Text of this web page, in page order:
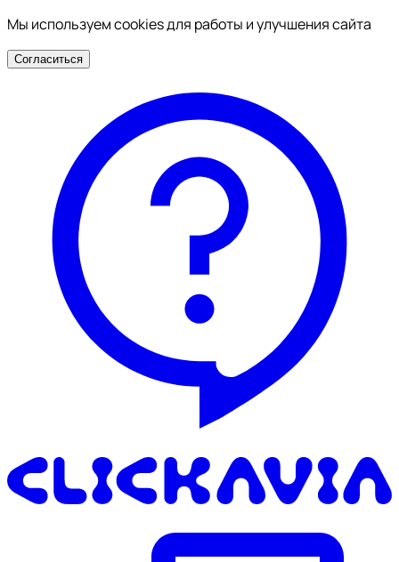
Мы используем cookies для работы и улучшения сайта
Согласиться